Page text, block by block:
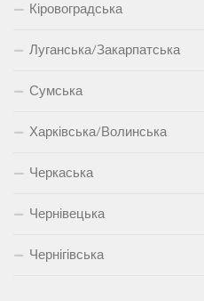
Кіровоградська
Луганська/Закарпатська
Сумська
Харківська/Волинська
Черкаська
Чернівецька
Чернігівська